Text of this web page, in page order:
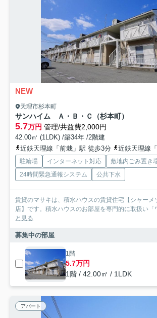
NEW
天理市杉本町
サンハイム Ａ・Ｂ・Ｃ（杉本町）
5.7万円 管理/共益費2,000円
42.00㎡ (1LDK) /築34年 /2階建
近鉄天理線「前栽」駅 徒歩3分
近鉄天理線「
駐輪場 インターネット対応
敷地内ごみ置き
24時間緊急通報システム
公共下水
賃貸のマサキは、積水ハウスの賃貸住宅【シャーメ
店】です。積水ハウスのお部屋を専門的に取扱い「
と見る
募集中の部屋
1階
5.7万円
1階 / 42.00㎡ / 1LDK
アパート